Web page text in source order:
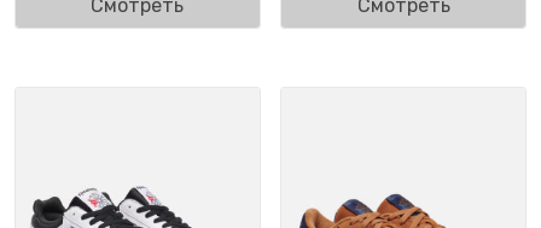
Смотреть Смотреть